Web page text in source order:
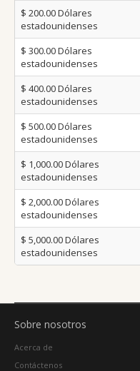
$ 200.00Dólares
estadounidenses
$ 300.00Dólares
estadounidenses
$ 400.00Dólares
estadounidenses
$ 500.00Dólares
estadounidenses
$ 1,000.00Dólares
estadounidenses
$ 2,000.00Dólares
estadounidenses
$ 5,000.00Dólares
estadounidenses
Sobre nosotros
Acerca de
Contáctenos